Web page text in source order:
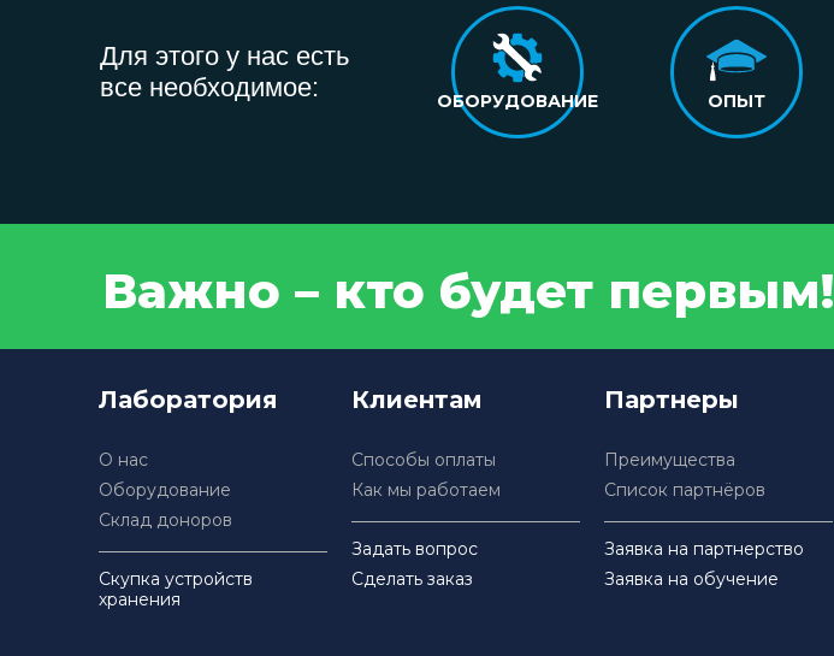
Для этого у нас есть
все необходимое:
ОБОРУДОВАНИЕ ОПЫТ
Важно – кто будет первым!
Лаборатория
О нас
Оборудование
Склад доноров
Скупка устройств
хранения
Клиентам
Способы оплаты
Как мы работаем
Задать вопрос
Сделать заказ
Партнеры
Преимущества
Список партнёров
Заявка на партнерство
Заявка на обучение